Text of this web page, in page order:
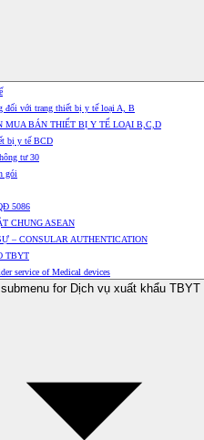
đối với trang thiết bị y tế loại A, B
MUA BÁN THIẾT BỊ Y TẾ LOẠI B,C,D
bị y tế BCD
tư 30
gói
5086
CHUNG ASEAN
– CONSULAR AUTHENTICATION
TBYT
service of Medical devices
for Dịch vụ xuất khẩu TBYT